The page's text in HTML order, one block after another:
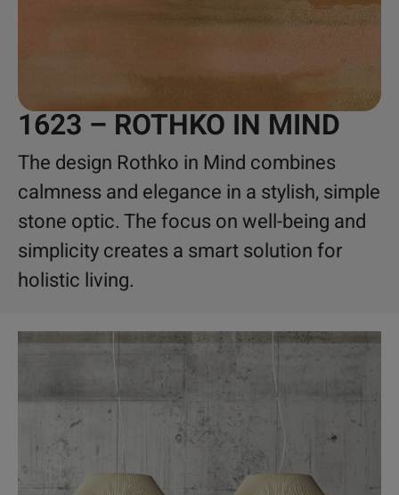
1623 – ROTHKO IN MIND
The design Rothko in Mind combines
calmness and elegance in a stylish, simple
stone optic. The focus on well-being and
simplicity creates a smart solution for
holistic living.